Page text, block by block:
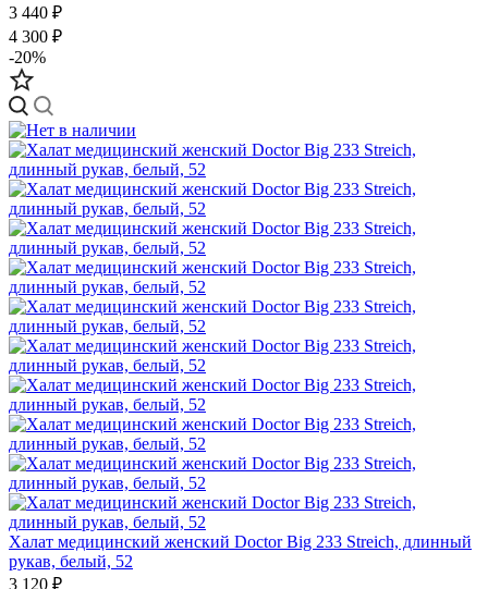
3 440 ₽
4 300 ₽
-20%
Халат медицинский женский Doctor Big 233 Streich, длинный
рукав, белый, 52
3 120 ₽